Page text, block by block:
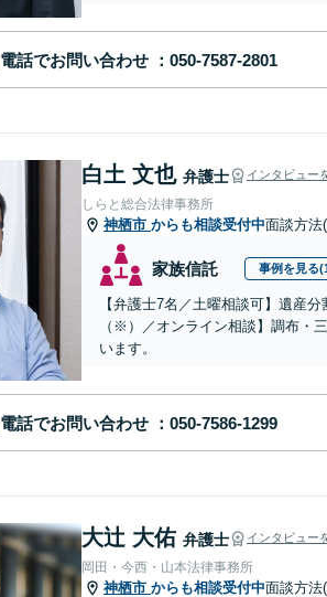
電話でお問い合わせ
白土 文也 弁護士 インタビュー
しらと総合法律事務所
神栖市 からも相談受付中面談方法
家族信託 事例を見る
【弁護士7名／土曜相談可】遺産
（※）／オンライン相談】調布・
います。
電話でお問い合わせ
大辻 大佑 弁護士 インタビュー
岡田・今西・山本法律事務所
神栖市 からも相談受付中面談方法